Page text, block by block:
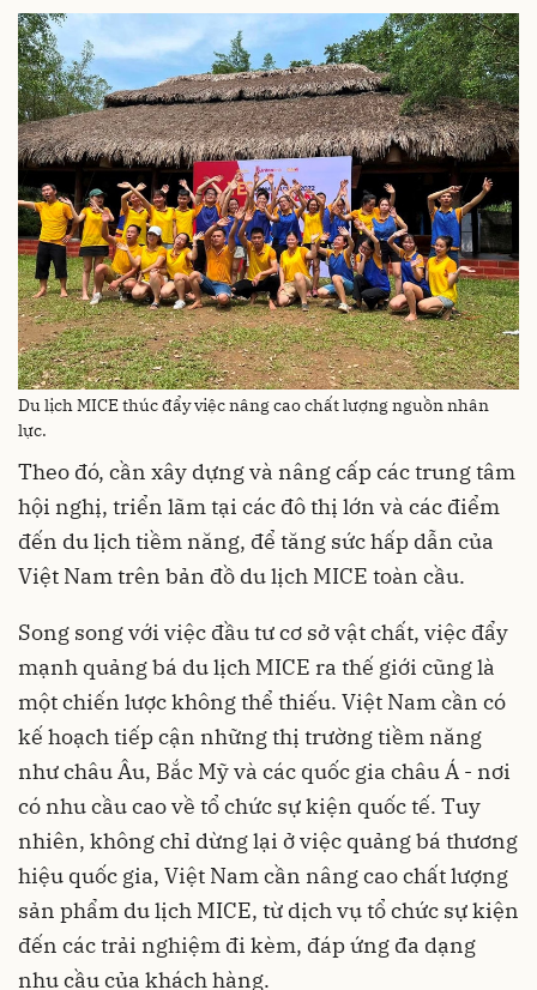
Du lịch MICE thúc đẩy việc nâng cao chất lượng nguồn nhân
lực.
Theo đó, cần xây dựng và nâng cấp các trung tâm
hội nghị, triển lãm tại các đô thị lớn và các điểm
đến du lịch tiềm năng, để tăng sức hấp dẫn của
Việt Nam trên bản đồ du lịch MICE toàn cầu.
Song song với việc đầu tư cơ sở vật chất, việc đẩy
mạnh quảng bá du lịch MICE ra thế giới cũng là
một chiến lược không thể thiếu. Việt Nam cần có
kế hoạch tiếp cận những thị trường tiềm năng
như châu Âu, Bắc Mỹ và các quốc gia châu Á - nơi
có nhu cầu cao về tổ chức sự kiện quốc tế. Tuy
nhiên, không chỉ dừng lại ở việc quảng bá thương
hiệu quốc gia, Việt Nam cần nâng cao chất lượng
sản phẩm du lịch MICE, từ dịch vụ tổ chức sự kiện
đến các trải nghiệm đi kèm, đáp ứng đa dạng
nhu cầu của khách hàng.